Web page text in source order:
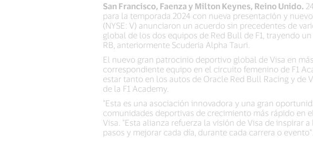
San Francisco, Faenza y Milton Keynes, Reino Unido.
para la temporada 2024 con nueva presentación y
(NYSE: V) anunciaron un acuerdo sin precedentes de
global de los dos equipos de Red Bull de F1, trayendo
RB, anteriormente Scuderia Alpha Tauri.
El nuevo gran patrocinio deportivo global de Visa en
correspondiente equipo en el circuito femenino de F1
estar tanto en los autos de Oracle Red Bull Racing y de
de la F1 Academy.
"Esta es una asociación innovadora y una gran
comunidades deportivas de crecimiento más rápido en
Visa. "Esta alianza refuerza la visión de Visa de inspirar
pasos y mejorar cada día, durante cada carrera o evento".